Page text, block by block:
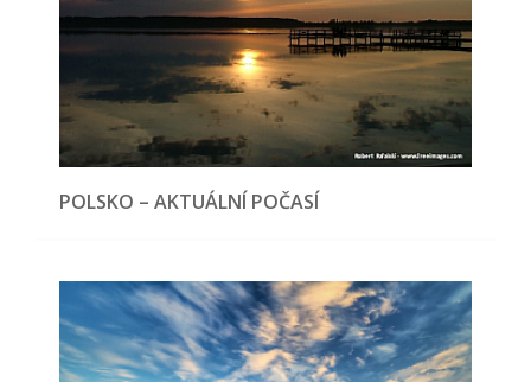
POLSKO – AKTUÁLNÍ POČASÍ